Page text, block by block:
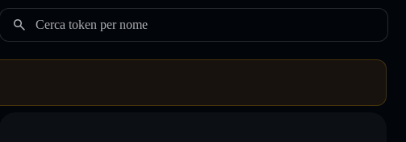
Cerca token per nome